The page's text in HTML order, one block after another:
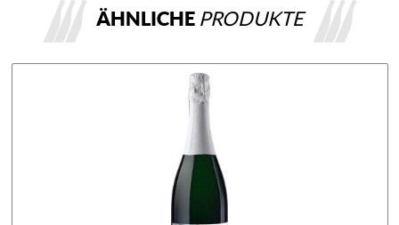
ÄHNLICHE PRODUKTE